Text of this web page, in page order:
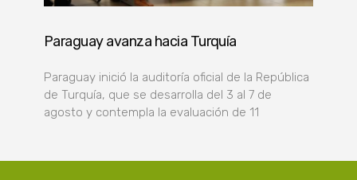
Paraguay avanza hacia Turquía
Paraguay inició la auditoría oficial de la República
de Turquía, que se desarrolla del 3 al 7 de
agosto y contempla la evaluación de 11